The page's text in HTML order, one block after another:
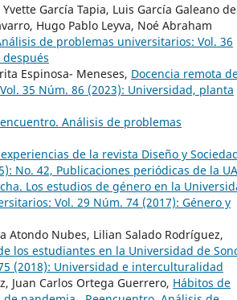
García Tapia, Luis García Galeano de
Hugo Pablo Leyva, Noé Abraham
de problemas universitarios: Vol. 36
Espinosa- Meneses, Docencia remota
35 Núm. 86 (2023): Universidad, planta
Análisis de problemas
de la revista Diseño y
No. 42, Publicaciones periódicas de la
Los estudios de género en la
Vol. 29 Núm. 74 (2017): Género y
Atondo Nubes, Lilian Salado Rodríguez,
los estudiantes en la Universidad de
(2018): Universidad e interculturalidad
Juan Carlos Ortega Guerrero, Hábitos de